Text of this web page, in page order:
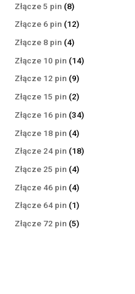
Złącze 5 pin 88
produktów
Złącze 6 pin 1212
Złącze 8 pin 44
produkty
Złącze 10 pin 1414
Złącze 12 pin 99
produktów
Złącze 15 pin 22
produkty
Złącze 16 pin 3434
Złącze 18 pin 44
produkty
Złącze 24 pin 1818
Złącze 25 pin 44
produkty
Złącze 46 pin 44
produkty
Złącze 64 pin 11
produkt
Złącze 72 pin 55